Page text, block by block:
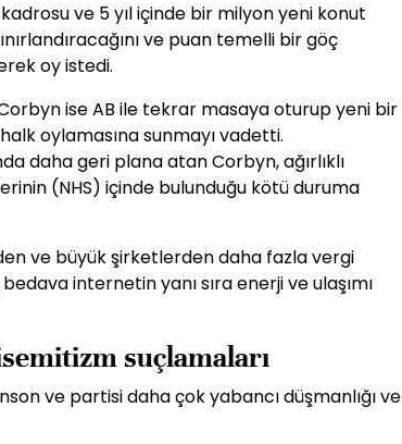
ve 5 yıl içinde bir milyon yeni konut
ve puan temelli bir göç
oy istedi.
ise AB ile tekrar masaya oturup yeni bir
oylamasına sunmayı vadetti.
daha geri plana atan Corbyn, ağırlıklı
(NHS) içinde bulunduğu kötü duruma
ve büyük şirketlerden daha fazla vergi
internetin yanı sıra enerji ve ulaşımı
suçlamaları
ve partisi daha çok yabancı düşmanlığı ve